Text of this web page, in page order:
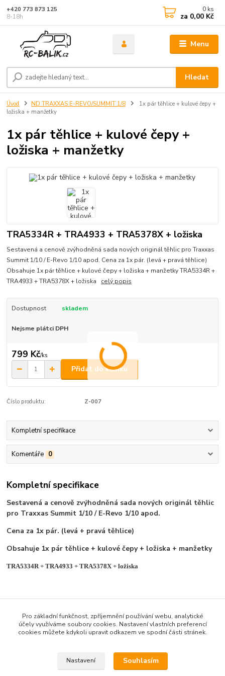
Menu
Hledat
+420 773 873 125
8-18h
0 ks
za 0,00 Kč
Úvod ND TRAXXAS E-REVO/SUMMIT 1/8
1x pár těhlice + kulové čepy +
ložiska + manžetky
1x pár těhlice + kulové čepy +
ložiska + manžetky
TRA5334R + TRA4933 + TRA5378X + ložiska
Sestavená a cenově zvýhodněná sada nových originál těhlic pro Traxxas
Summit 1/10 / E-Revo 1/10 apod. Cena za 1x pár. (levá + pravá těhlice)
Obsahuje 1x pár těhlice + kulové čepy + ložiska + manžetky TRA5334R +
TRA4933 + TRA5378X + ložiska celý popis
Dostupnost skladem
Nejsme plátci DPH
799 Kč/ks
Přidat do košíku
Číslo produktu: Z-007
Kompletní specifikace
Komentáře 0
Kompletní specifikace
Sestavená a cenově zvýhodněná sada nových originál těhlic
pro Traxxas Summit 1/10 / E-Revo 1/10 apod.
Cena za 1x pár. (levá + pravá těhlice)
Obsahuje 1x pár těhlice + kulové čepy + ložiska + manžetky
TRA5334R + TRA4933 + TRA5378X + ložiska
Zboží zařazeno v kategoriích
Pro základní funkčnost, zpříjemnění používání webu, analytické
účely využíváme soubory cookies. Nastavení vlastních preferencí
cookies můžete kdykoli upravit odkazem ve spodní části stránek.
Nastavení Souhlasím